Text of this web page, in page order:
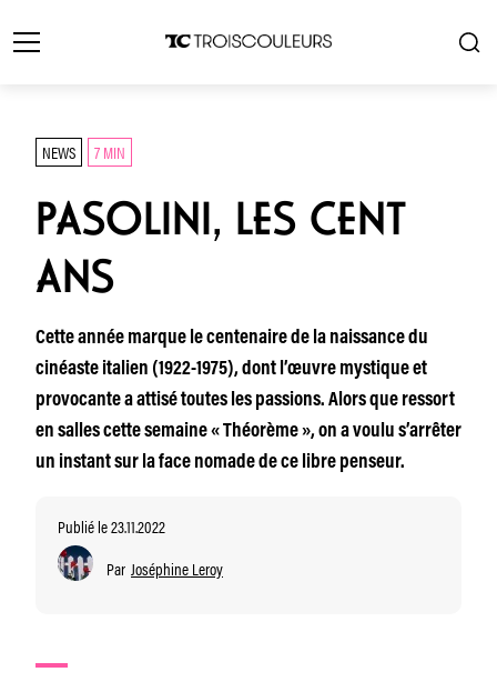
NEWS 7 MIN
PASOLINI, LES CENT
ANS
Cette année marque le centenaire de la naissance du
cinéaste italien (1922-1975), dont l’œuvre mystique et
provocante a attisé toutes les passions. Alors que ressort
en salles cette semaine « Théorème », on a voulu s’arrêter
un instant sur la face nomade de ce libre penseur.
Publié le 23.11.2022
Par Joséphine Leroy